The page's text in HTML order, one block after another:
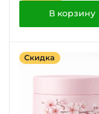
В корзину
Скидка